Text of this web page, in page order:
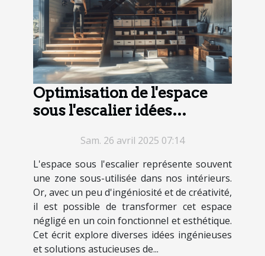
Optimisation de l'espace
sous l'escalier idées
rangementSam. 26 avril 2025 07:14
L'espace sous l'escalier représente souvent
une zone sous-utilisée dans nos intérieurs.
Or, avec un peu d'ingéniosité et de créativité,
il est possible de transformer cet espace
négligé en un coin fonctionnel et esthétique.
Cet écrit explore diverses idées ingénieuses
et solutions astucieuses de...